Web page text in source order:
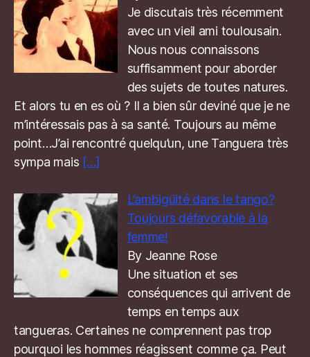
Je discutais très récemment
avec un vieil ami toulousain.
Nous nous connaissons
suffisamment pour aborder
des sujets de toutes natures.
Et alors tu en es où ? Il a bien sûr deviné que je ne
m’intéressais pas à sa santé. Toujours au même
point…J’ai rencontré quelqu’un, une Tanguera très
sympa mais […]
L’ambigüité dans le tango?
Toujours défavorable à la
femme!
By Jeanne Rose
Une situation et ses
conséquences qui arrivent de
temps en temps aux
tangueras. Certaines ne comprennent pas trop
pourquoi les hommes réagissent comme ça. Peut